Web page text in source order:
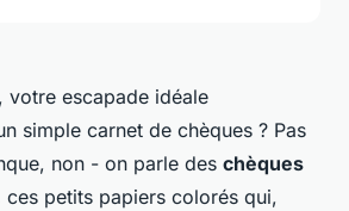
votre escapade idéale
simple carnet de chèques ? Pas
non - on parle des chèques
ces petits papiers colorés qui,